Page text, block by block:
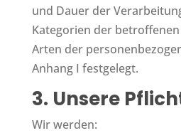
und Dauer der
Kategorien der
Arten der
Anhang I festgelegt.
3. Unsere
Wir werden: